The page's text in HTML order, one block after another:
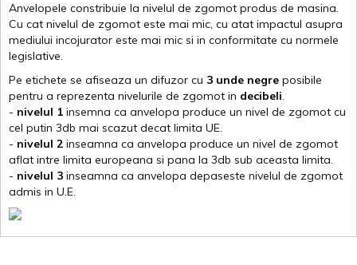
Anvelopele constribuie la nivelul de zgomot produs de masina.
Cu cat nivelul de zgomot este mai mic, cu atat impactul asupra
mediului incojurator este mai mic si in conformitate cu normele
legislative.
Pe etichete se afiseaza un difuzor cu 3 unde negre posibile
pentru a reprezenta nivelurile de zgomot in decibeli.
- nivelul 1 insemna ca anvelopa produce un nivel de zgomot cu
cel putin 3db mai scazut decat limita UE.
- nivelul 2 inseamna ca anvelopa produce un nivel de zgomot
aflat intre limita europeana si pana la 3db sub aceasta limita.
- nivelul 3 inseamna ca anvelopa depaseste nivelul de zgomot
admis in U.E.